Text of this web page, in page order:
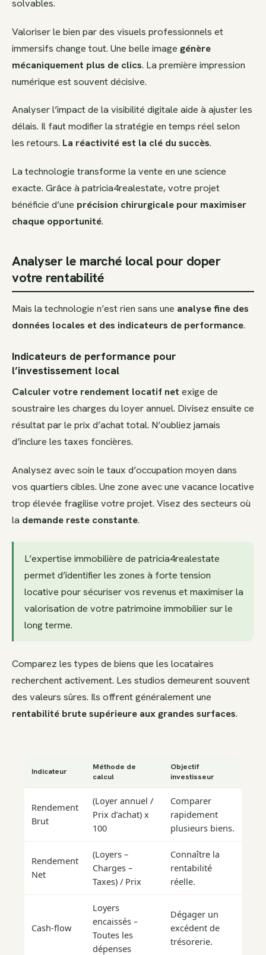
solvables.
Valoriser le bien par des visuels professionnels et
immersifs change tout. Une belle image génère
mécaniquement plus de clics. La première impression
numérique est souvent décisive.
Analyser l’impact de la visibilité digitale aide à ajuster les
délais. Il faut modifier la stratégie en temps réel selon
les retours. La réactivité est la clé du succès.
La technologie transforme la vente en une science
exacte. Grâce à patricia4realestate, votre projet
bénéficie d’une précision chirurgicale pour maximiser
chaque opportunité.
Analyser le marché local pour doper
votre rentabilité
Mais la technologie n’est rien sans une analyse fine des
données locales et des indicateurs de performance.
Indicateurs de performance pour
l’investissement local
Calculer votre rendement locatif net exige de
soustraire les charges du loyer annuel. Divisez ensuite ce
résultat par le prix d’achat total. N’oubliez jamais
d’inclure les taxes foncières.
Analysez avec soin le taux d’occupation moyen dans
vos quartiers cibles. Une zone avec une vacance locative
trop élevée fragilise votre projet. Visez des secteurs où
la demande reste constante.
L’expertise immobilière de patricia4realestate
permet d’identifier les zones à forte tension
locative pour sécuriser vos revenus et maximiser la
valorisation de votre patrimoine immobilier sur le
long terme.
Comparez les types de biens que les locataires
recherchent activement. Les studios demeurent souvent
des valeurs sûres. Ils offrent généralement une
rentabilité brute supérieure aux grandes surfaces.
Indicateur
Méthode de
calcul
Objectif
investisseur
Rendement
Brut
(Loyer annuel /
Prix d’achat) x
100
Comparer
rapidement
plusieurs biens.
Rendement
Net
(Loyers –
Charges –
Taxes) / Prix
Connaître la
rentabilité
réelle.
Cash-flow
Loyers
encaissés –
Toutes les
dépenses
Dégager un
excédent de
trésorerie.